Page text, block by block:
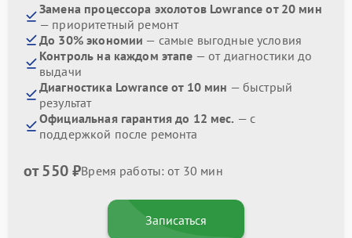
Замена процессора эхолотов Lowrance от 20 мин
— приоритетный ремонт
До 30% экономии — самые выгодные условия
Контроль на каждом этапе — от диагностики до
выдачи
Диагностика Lowrance от 10 мин — быстрый
результат
Официальная гарантия до 12 мес. — с
поддержкой после ремонта
от 550 ₽Время работы: от 30 мин
Записаться